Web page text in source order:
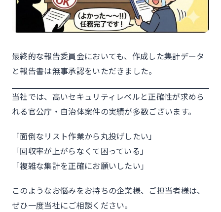
最終的な報告委員会においても、作成した集計データ
と報告書は無事承認をいただきました。
当社では、高いセキュリティレベルと正確性が求めら
れる官公庁・自治体案件の実績が多数ございます。
「面倒なリスト作業から丸投げしたい」
「回収率が上がらなくて困っている」
「複雑な集計を正確にお願いしたい」
このようなお悩みをお持ちの企業様、ご担当者様は、
ぜひ一度当社にご相談ください。